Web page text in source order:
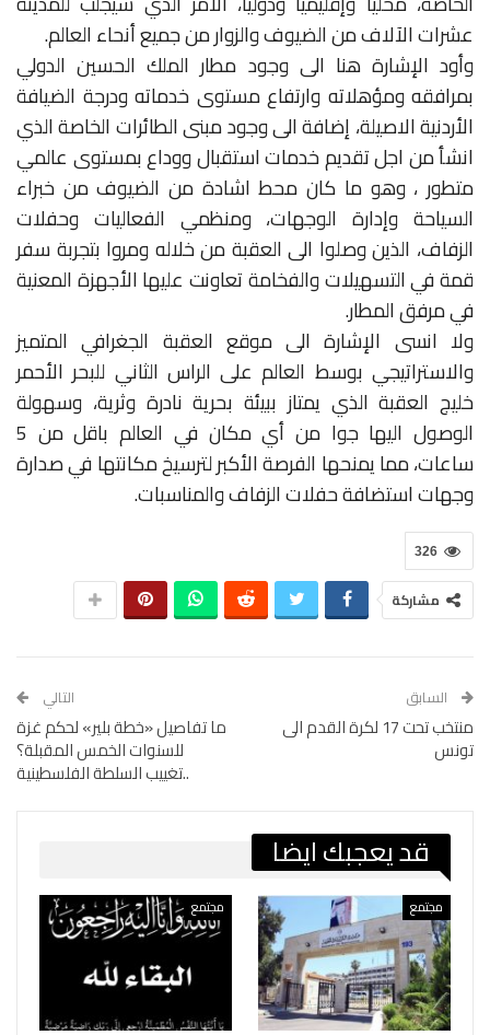
عشرات الآلاف من الضيوف والزوار من جميع أنحاء العالم.
وأود الإشارة هنا الى وجود مطار الملك الحسين الدولي
بمرافقه ومؤهلاته وارتفاع مستوى خدماته ودرجة الضيافة
الأردنية الاصيلة، إضافة الى وجود مبنى الطائرات الخاصة الذي
انشأ من اجل تقديم خدمات استقبال ووداع بمستوى عالمي
متطور ، وهو ما كان محط اشادة من الضيوف من خبراء
السياحة وإدارة الوجهات، ومنظمي الفعاليات وحفلات
الزفاف، الذين وصلوا الى العقبة من خلاله ومروا بتجربة سفر
قمة في التسهيلات والفخامة تعاونت عليها الأجهزة المعنية
في مرفق المطار.
ولا انسى الإشارة الى موقع العقبة الجغرافي المتميز
والاستراتيجي بوسط العالم على الراس الثاني للبحر الأحمر
خليج العقبة الذي يمتاز ببيئة بحرية نادرة وثرية، وسهولة
الوصول اليها جوا من أي مكان في العالم باقل من 5
ساعات، مما يمنحها الفرصة الأكبر لترسيخ مكانتها في صدارة
وجهات استضافة حفلات الزفاف والمناسبات.
326
مشاركة
السابق
منتخب تحت 17 لكرة القدم الى
تونس
التالي
‎ما تفاصيل «خطة بلير» لحكم غزة
للسنوات الخمس المقبلة؟
..تغييب السلطة الفلسطينية
قد يعجبك ايضا
مجتمع مجتمع